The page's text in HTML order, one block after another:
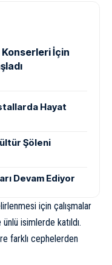
Konserleri İçin
Hayat
Şöleni
Devam Ediyor
için çalışmalar
isimlerde katıldı.
farklı cephelerden